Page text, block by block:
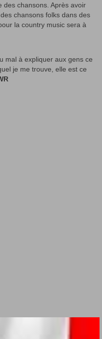
des chansons. Après avoir
chansons folks dans des
la country music sera à
mal à expliquer aux gens ce
je me trouve, elle est ce